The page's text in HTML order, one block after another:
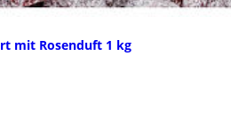
mit Rosenduft 1 kg